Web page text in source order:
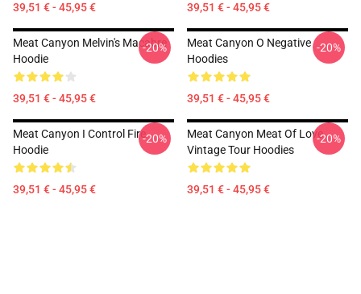
39,51 € - 45,95 € 39,51 € - 45,95 €
Meat Canyon Melvin's Macabre
Hoodie
39,51 € - 45,95 €
-20%
Meat Canyon O Negative
Hoodies
39,51 € - 45,95 €
-20%
Meat Canyon I Control Fire
Hoodie
39,51 € - 45,95 €
-20%
Meat Canyon Meat Of Love
Vintage Tour Hoodies
39,51 € - 45,95 €
-20%